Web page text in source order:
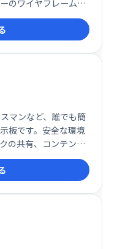
のワイヤフレームを
、スクリプトを計画
つ簡単な方法です。
マンなど、誰でも簡
板です。安全な環境
の共有、コンテンツ
の埋め込みやソーシ
ビデオ、画像、テキ
、場所やデバイスを